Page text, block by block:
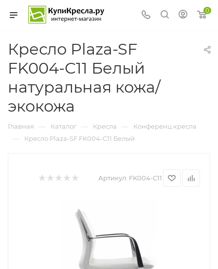
0
Кресло Plaza-SF
FK004-C11 Белый
натуральная кожа/
экокожа
Главная — Каталог — Кресла — Конференц кресла
— Кресло Plaza-SF FK004-C11 Белый
Артикул: FK004-C11